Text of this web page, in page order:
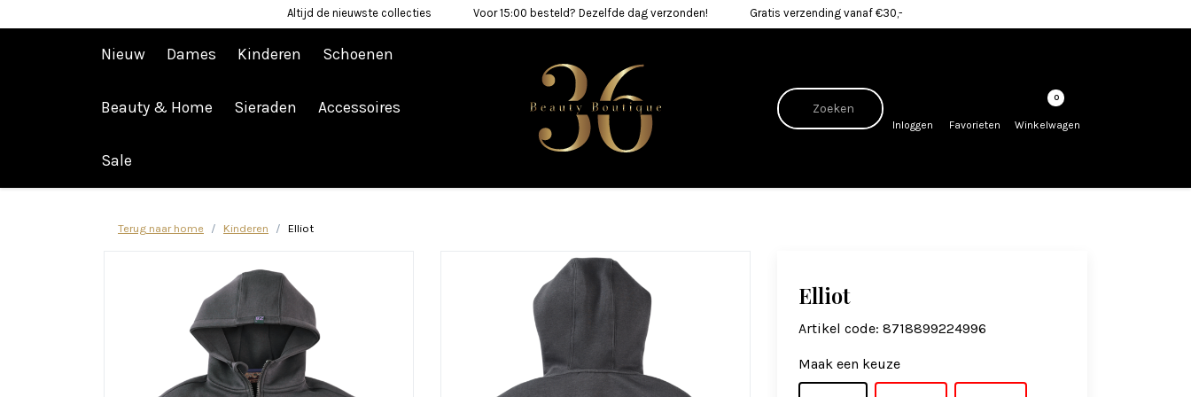
Altijd de nieuwste collecties Voor 15:00 besteld? Dezelfde dag verzonden! Gratis verzending vanaf €30,-
Nieuw Dames Kinderen Schoenen
Beauty & Home Sieraden Accessoires
Sale
Inloggen Favorieten
0
Winkelwagen
Afrekenen is uitgeschakeld.
Terug naar home Kinderen Elliot
Elliot
Artikel code: 8718899224996
Maak een keuze